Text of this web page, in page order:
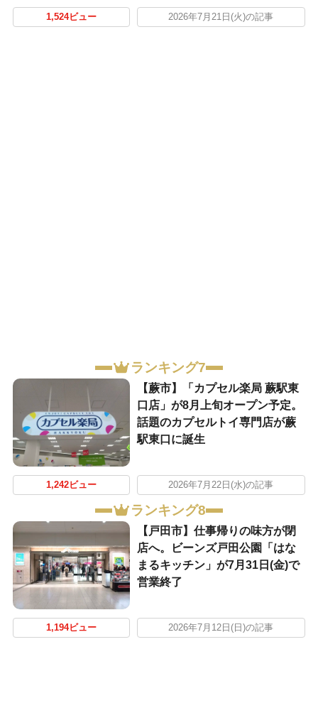
1,524ビュー 2026年7月21日(火)の記事
ランキング7
【蕨市】「カプセル楽局 蕨駅東
口店」が8月上旬オープン予定。
話題のカプセルトイ専門店が蕨
駅東口に誕生
1,242ビュー 2026年7月22日(水)の記事
ランキング8
【戸田市】仕事帰りの味方が閉
店へ。ビーンズ戸田公園「はな
まるキッチン」が7月31日(金)で
営業終了
1,194ビュー 2026年7月12日(日)の記事